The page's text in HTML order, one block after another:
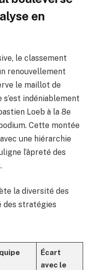
en
le classement
renouvellement
le maillot de
s’est indéniablement
Loeb à la 8e
Cette montée
une hiérarchie
l’âpreté des
la diversité des
des stratégies
Écart
avec le